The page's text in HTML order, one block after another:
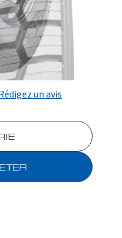
un avis